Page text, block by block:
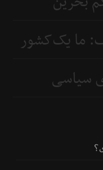
ما یک‌کشور
سیاسی